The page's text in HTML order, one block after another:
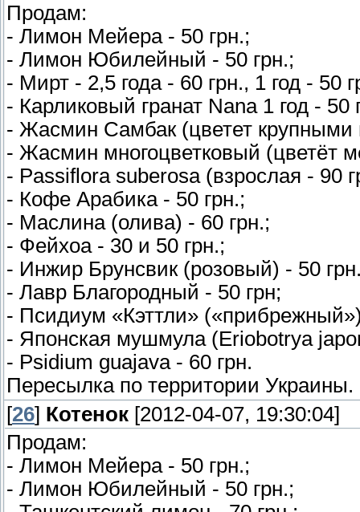
Продам:
- Лимон Мейера - 50 грн.;
- Лимон Юбилейный - 50 грн.;
- Мирт - 2,5 года - 60 грн., 1 год - 50
- Карликовый гранат Nana 1 год -
- Жасмин Самбак (цветет крупными
- Жасмин многоцветковый (цветёт
- Passiflora suberosa (взрослая - 90
- Кофе Арабика - 50 грн.;
- Маслина (олива) - 60 грн.;
- Фейхоа - 30 и 50 грн.;
- Инжир Брунсвик (розовый) - 50
- Лавр Благородный - 50 грн;
- Псидиум «Кэттли»
- Японская мушмула (Eriobotrya
- Psidium guajava - 60 грн.
Пересылка по территории Украины.
[26] Котенок [2012-04-07, 19:30:04]
Продам:
- Лимон Мейера - 50 грн.;
- Лимон Юбилейный - 50 грн.;